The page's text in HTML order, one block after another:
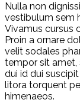
Nulla non
vestibulum sem
Vivamus cursus
Proin a ornare
velit sodales
tempor sit amet,
dui id dui
litora torquent
himenaeos.